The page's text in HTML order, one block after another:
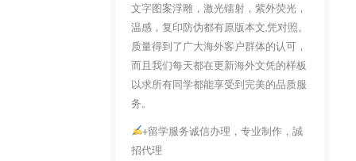
文字图案浮雕，激光镭射，紫外荧光，
温感，复印防伪都有原版本文,凭对照。
质量得到了广大海外客户群体的认可，
而且我们每天都在更新海外文凭的样板
以求所有同学都能享受到完美的品质服
务。
+留学服务诚信办理，专业制作，誠
招代理